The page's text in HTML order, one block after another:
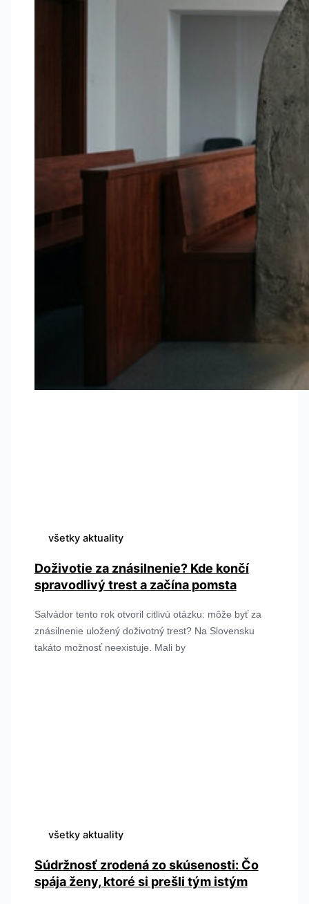
všetky aktuality
Doživotie za znásilnenie? Kde končí
spravodlivý trest a začína pomsta
Salvádor tento rok otvoril citlivú otázku: môže byť za
znásilnenie uložený doživotný trest? Na Slovensku
takáto možnosť neexistuje. Mali by
všetky aktuality
Súdržnosť zrodená zo skúsenosti: Čo
spája ženy, ktoré si prešli tým istým